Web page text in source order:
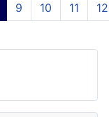
Página 8 de 30
9 10 11 12